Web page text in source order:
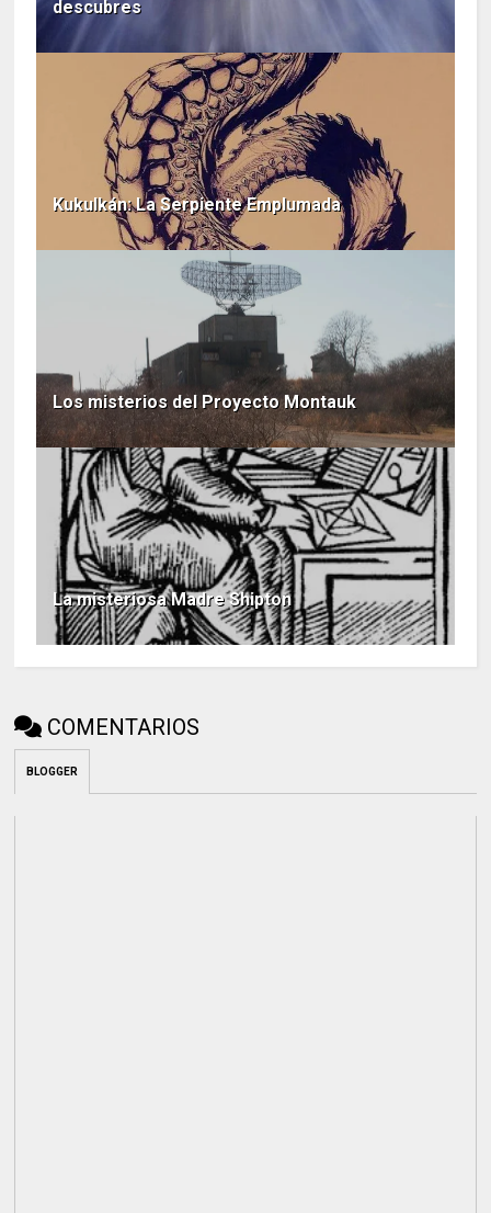
descubres
Kukulkán: La Serpiente Emplumada
Los misterios del Proyecto Montauk
La misteriosa Madre Shipton
COMENTARIOS
BLOGGER